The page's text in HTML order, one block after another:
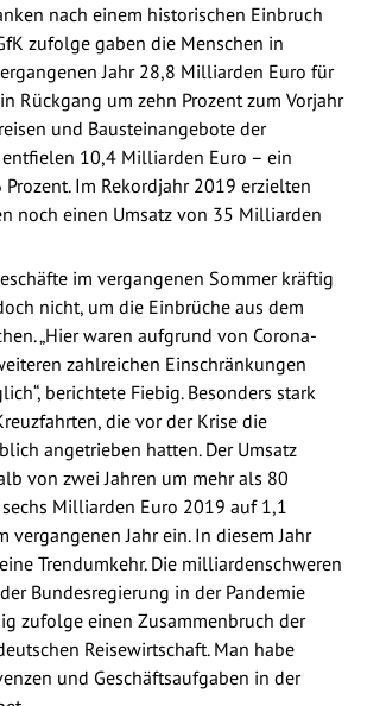
nach einem historischen Einbruch
zufolge gaben die Menschen in
Jahr 28,8 Milliarden Euro für
Rückgang um zehn Prozent zum Vorjahr
und Bausteinangebote der
entfielen 10,4 Milliarden Euro – ein
Im Rekordjahr 2019 erzielten
noch einen Umsatz von 35 Milliarden
im vergangenen Sommer kräftig
nicht, um die Einbrüche aus dem
„Hier waren aufgrund von Corona-
zahlreichen Einschränkungen
berichtete Fiebig. Besonders stark
die vor der Krise die
angetrieben hatten. Der Umsatz
von zwei Jahren um mehr als 80
Milliarden Euro 2019 auf 1,1
vergangenen Jahr ein. In diesem Jahr
Trendumkehr. Die milliardenschweren
Bundesregierung in der Pandemie
zufolge einen Zusammenbruch der
Reisewirtschaft. Man habe
und Geschäftsaufgaben in der